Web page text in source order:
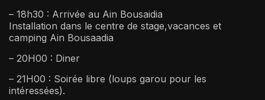
– 18h30 : Arrivée au Ain Bousaidia
Installation dans le centre de stage,vacances et
camping Ain Bousaadia
– 20H00 : Diner
– 21H00 : Soirée libre (loups garou pour les
intéressées).